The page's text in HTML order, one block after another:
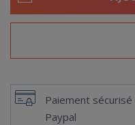
Paiement
Paypal